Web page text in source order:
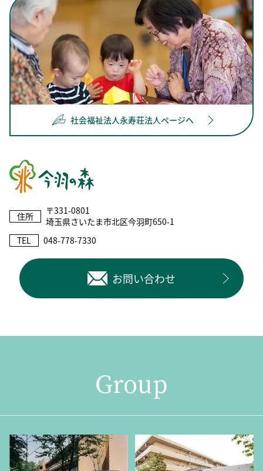
社会福祉法人永寿荘法人ページへ
住所
〒331-0801
埼玉県さいたま市北区今羽町650-1
TEL
048-778-7330
お問い合わせ
Group